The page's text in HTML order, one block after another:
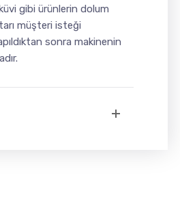
gibi ürünlerin dolum
müşteri isteği
sonra makinenin